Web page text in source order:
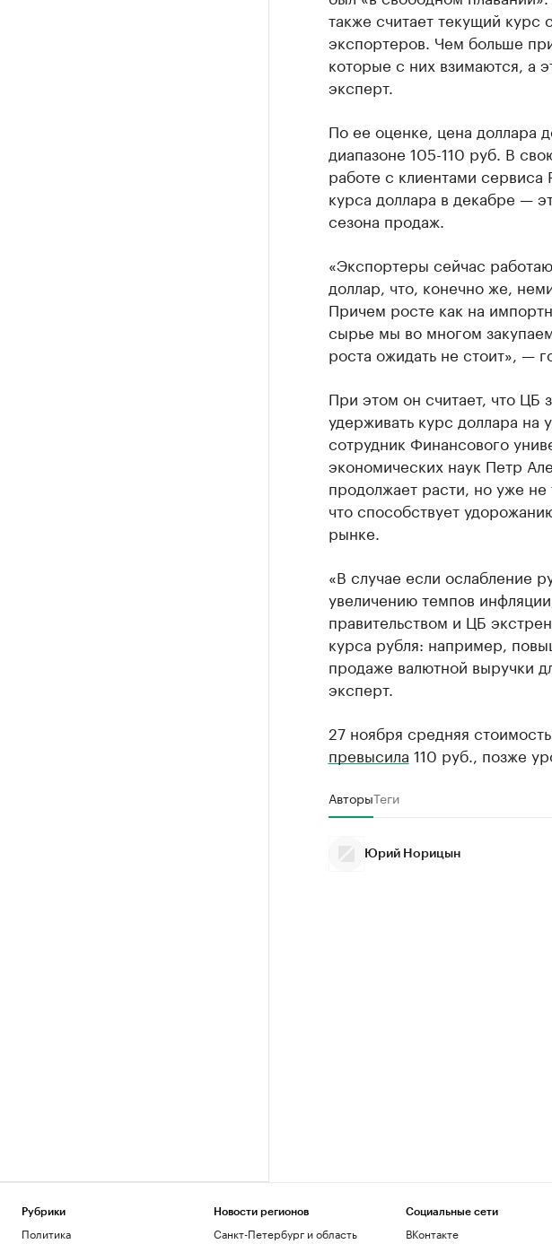
также считает текущий
экспортеров. Чем больше
которые с них взимаются, а
эксперт.
По ее оценке, цена доллара
диапазоне 105-110 руб. В
работе с клиентами
курса доллара в декабре —
сезона продаж.
«Экспортеры сейчас
доллар, что, конечно же,
Причем росте как на
сырье мы во многом
роста ожидать не стоит», —
При этом он считает, что ЦБ
удерживать курс доллара
сотрудник Финансового
экономических наук Петр
продолжает расти, но уже
что способствует
рынке.
«В случае если ослабление
увеличению темпов
правительством и ЦБ
курса рубля: например,
продаже валютной выручки
эксперт.
27 ноября средняя
превысила 110 руб., позже
АвторыТеги
Юрий Норицын
Рубрики
Политика
Новости регионов
Санкт-Петербург и область
Социальные сети
ВКонтакте